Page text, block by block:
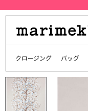
クロージング バッグ